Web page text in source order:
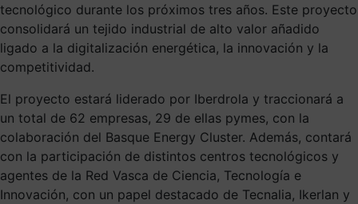
tecnológico durante los próximos tres años. Este proyecto
consolidará un tejido industrial de alto valor añadido
ligado a la digitalización energética, la innovación y la
competitividad.
El proyecto estará liderado por Iberdrola y traccionará a
un total de 62 empresas, 29 de ellas pymes, con la
colaboración del Basque Energy Cluster. Además, contará
con la participación de distintos centros tecnológicos y
agentes de la Red Vasca de Ciencia, Tecnología e
Innovación, con un papel destacado de Tecnalia, Ikerlan y